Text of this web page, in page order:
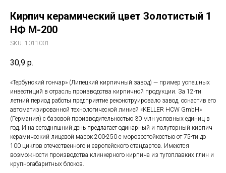
Кирпич керамический цвет Золотистый 1
НФ М-200
SKU: 1011001
30,9 р.
«Тербунский гончар» (Липецкий кирпичный завод) — пример успешных
инвестиций в отрасль производства кирпичной продукции. За 12-ти
летний период работы предприятие реконструировало завод, оснастив его
автоматизированной технологической линией «KELLER HCW GmbH»
(Германия) с базовой производительностью 30 млн условных единиц в
год. И на сегодняшний день предлагает одинарный и полуторный кирпич
керамический лицевой марок 200-250 с морозостойкостью от 75-ти до
100 циклов отечественного и европейского стандартов. Имеются
возможности производства клинкерного кирпича из тугоплавких глин и
крупногабаритных блоков.